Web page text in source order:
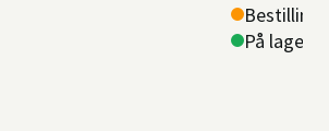
På lager i